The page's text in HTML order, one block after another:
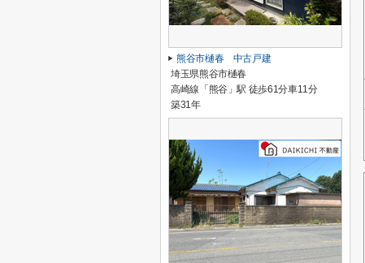
熊谷市樋春 中古戸建
埼玉県熊谷市樋春
高崎線「熊谷」駅 徒歩61分車11分
築31年